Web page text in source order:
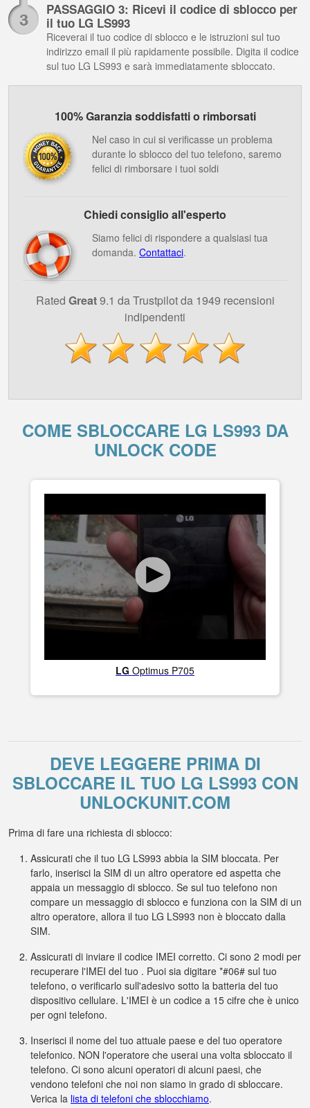
PASSAGGIO 3: Ricevi il codice di sblocco per
il tuo LG LS993
Riceverai il tuo codice di sblocco e le istruzioni sul tuo
indirizzo email il più rapidamente possibile. Digita il codice
sul tuo LG LS993 e sarà immediatamente sbloccato.
100% Garanzia soddisfatti o rimborsati
Nel caso in cui si verificasse un problema
durante lo sblocco del tuo telefono, saremo
felici di rimborsare i tuoi soldi
Chiedi consiglio all'esperto
Siamo felici di rispondere a qualsiasi tua
domanda. Contattaci.
Rated Great9.1 da Trustpilot da 1949 recensioni
indipendenti
COME SBLOCCARE LG LS993 DA
UNLOCK CODE
LG Optimus P705
DEVE LEGGERE PRIMA DI
SBLOCCARE IL TUO LG LS993 CON
UNLOCKUNIT.COM
Prima di fare una richiesta di sblocco:
Assicurati che il tuo LG LS993 abbia la SIM bloccata. Per
farlo, inserisci la SIM di un altro operatore ed aspetta che
appaia un messaggio di sblocco. Se sul tuo telefono non
compare un messaggio di sblocco e funziona con la SIM di un
altro operatore, allora il tuo LG LS993 non è bloccato dalla
SIM.
Assicurati di inviare il codice IMEI corretto. Ci sono 2 modi per
recuperare l'IMEI del tuo . Puoi sia digitare *#06# sul tuo
telefono, o verificarlo sull'adesivo sotto la batteria del tuo
dispositivo cellulare. L'IMEI è un codice a 15 cifre che è unico
per ogni telefono.
Inserisci il nome del tuo attuale paese e del tuo operatore
telefonico. NON l'operatore che userai una volta sbloccato il
telefono. Ci sono alcuni operatori di alcuni paesi, che
vendono telefoni che noi non siamo in grado di sbloccare.
Verica la lista di telefoni che sblocchiamo.